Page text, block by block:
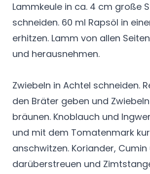
Lammkeule in ca. 4 cm große
schneiden. 60 ml Rapsöl in
erhitzen. Lamm von allen
und herausnehmen.
Zwiebeln in Achtel schneiden.
den Bräter geben und
bräunen. Knoblauch und
und mit dem Tomatenmark
anschwitzen. Koriander, Cumin
darüberstreuen und